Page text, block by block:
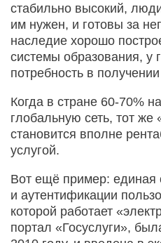
стабильно высокий,
им нужен, и готовы за
наследие хорошо
системы образования, у
потребность в
Когда в стране 60-70%
глобальную сеть, тот
становится вполне
услугой.
Вот ещё пример: единая
и аутентификации
которой работает
портал «Госуслуги»,